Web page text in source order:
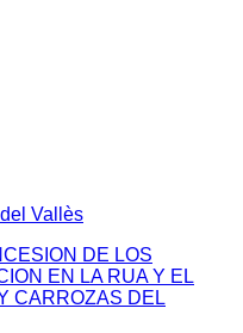
Vallès
DE LOS
EN LA RUA Y EL
CARROZAS DEL